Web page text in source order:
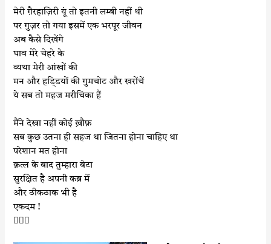
मेरी ग़ैरहाज़िरी यूं तो इतनी लम्बी नहीं थी
पर गुज़र तो गया इसमें एक भरपूर जीवन
अब कैसे दिखेंगे
घाव मेरे चेहरे के
व्यथा मेरी आंखों की
मन और हडि्डयों की गुमचोट और खरोंचें
ये सब तो महज मरीचिका हैं
मैंने देखा नहीं कोईख़ौफ़
सब कुछ उतना ही सहज था जितना होना चाहिए था
परेशान मत होना
क़त्ल के बाद तुम्हारा बेटा
सुरक्षित है अपनी कब्र में
और ठीकठाक भी है
एकदम !
